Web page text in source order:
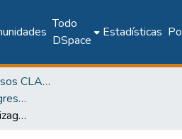
Todo
DSpace
Estadísticas
RedGuia / Congresos CLABES
Publicaciones del Congreso Internacional CLABES
Laboratório de aprendizagem da pucrs: contribuições para a construção do conhecimento matemático e permanência na universidade